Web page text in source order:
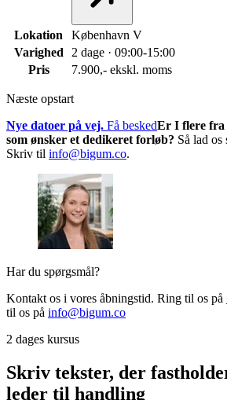
Lokation
København V
Varighed
2 dage · 09:00-15:00
Pris
7.900,- ekskl. moms
Næste opstart
Nye datoer på vej. Få beskedEr I flere fra
som ønsker et dedikeret forløb? Så lad os
Skriv til info@bigum.co.
Har du spørgsmål?
Kontakt os i vores åbningstid. Ring til os på
til os på info@bigum.co
2 dages kursus
Skriv tekster, der
leder til handling